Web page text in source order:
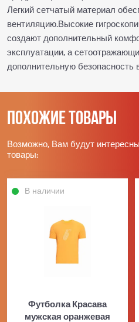
Легкий сетчатый материал
вентиляцию.Высокие
создают дополнительный
эксплуатации, а
дополнительную безопасность
Похожие товары
Возможно, Вам будут
товары:
В наличии
Футболка Красава
мужская оранжевая